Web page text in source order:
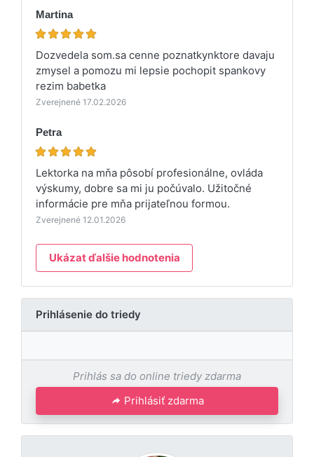
Martina
Dozvedela som.sa cenne poznatkynktore davaju
zmysel a pomozu mi lepsie pochopit spankovy
rezim babetka
Zverejnené 17.02.2026
Petra
Lektorka na mňa pôsobí profesionálne, ovláda
výskumy, dobre sa mi ju počúvalo. Užitočné
informácie pre mňa prijateľnou formou.
Zverejnené 12.01.2026
Ukázat ďalšie hodnotenia
Prihlásenie do triedy
Prihlás sa do online triedy zdarma
Prihlásiť zdarma